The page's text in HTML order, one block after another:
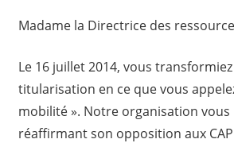
Madame la Directrice des
Le 16 juillet 2014, vous transformiez
titularisation en ce que vous
mobilité ». Notre organisation
réaffirmant son opposition aux